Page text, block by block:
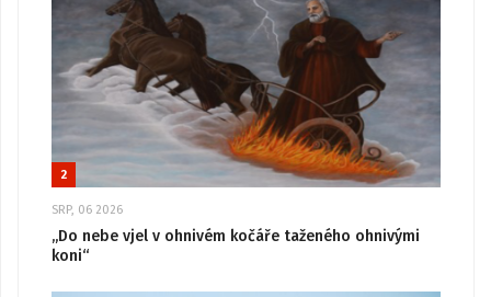
2
SRP, 06 2026
„Do nebe vjel v ohnivém kočáře taženého ohnivými
koni“